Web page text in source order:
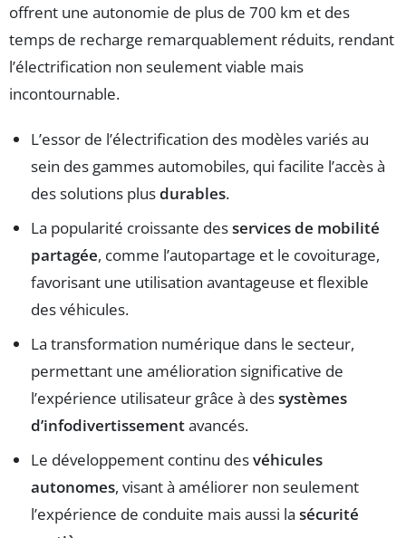
offrent une autonomie de plus de 700 km et des
temps de recharge remarquablement réduits, rendant
l’électrification non seulement viable mais
incontournable.
L’essor de l’électrification des modèles variés au
sein des gammes automobiles, qui facilite l’accès à
des solutions plusdurables.
La popularité croissante desservices de mobilité
partagée, comme l’autopartage et le covoiturage,
favorisant une utilisation avantageuse et flexible
des véhicules.
La transformation numérique dans le secteur,
permettant une amélioration significative de
l’expérience utilisateur grâce à dessystèmes
d’infodivertissementavancés.
Le développement continu desvéhicules
autonomes, visant à améliorer non seulement
l’expérience de conduite mais aussi la sécurité